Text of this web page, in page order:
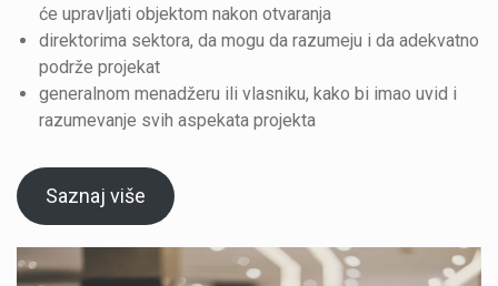
će upravljati objektom nakon otvaranja
direktorima sektora, da mogu da razumeju i da adekvatno
podrže projekat
generalnom menadžeru ili vlasniku, kako bi imao uvid i
razumevanje svih aspekata projekta
Saznaj više